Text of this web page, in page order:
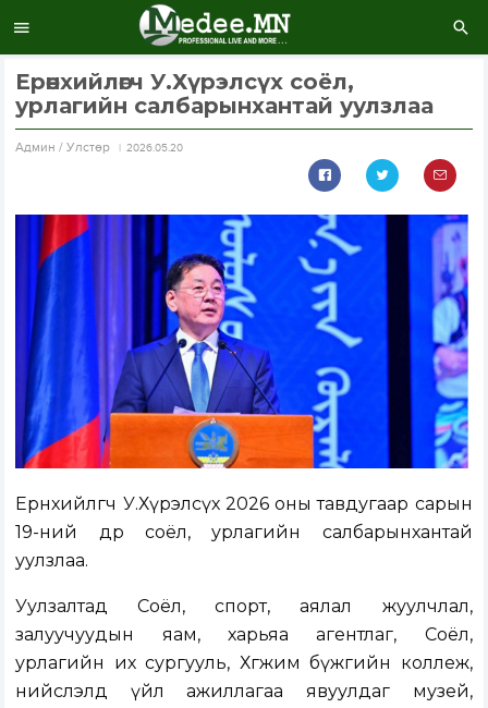
Ерөнхийлөгч У.Хүрэлсүх соёл,
урлагийн салбарынхантай уулзлаа
Aдмин / Улстөр 2026.05.20
Ерөнхийлөгч У.Хүрэлсүх 2026 оны тавдугаар сарын
19-ний өдөр соёл, урлагийн салбарынхантай
уулзлаа.
Уулзалтад Соёл, спорт, аялал жуулчлал,
залуучуудын яам, харьяа агентлаг, Соёл,
урлагийн их сургууль, Хөгжим бүжгийн коллеж,
нийслэлд үйл ажиллагаа явуулдаг музей,